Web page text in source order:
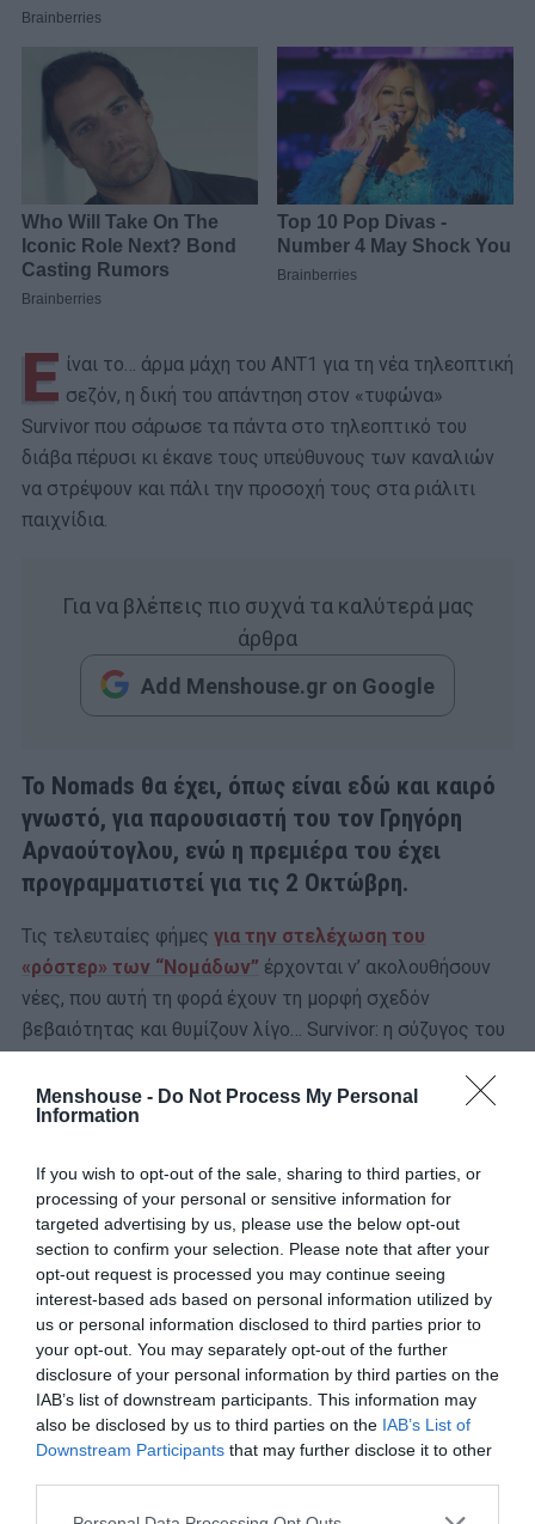
Menshouse - Do Not Process My Personal
Information
If you wish to opt-out of the sale, sharing to third parties, or
processing of your personal or sensitive information for
targeted advertising by us, please use the below opt-out
section to confirm your selection. Please note that after your
opt-out request is processed you may continue seeing
interest-based ads based on personal information utilized by
us or personal information disclosed to third parties prior to
your opt-out. You may separately opt-out of the further
disclosure of your personal information by third parties on the
IAB’s list of downstream participants. This information may
also be disclosed by us to third parties on the IAB’s List of
Downstream Participants that may further disclose it to other
Ε ίναι το… άρμα μάχη του ANT1 για τη νέα τηλεοπτική
σεζόν, η δική του απάντηση στον «τυφώνα»
Survivor που σάρωσε τα πάντα στο τηλεοπτικό του
διάβα πέρυσι κι έκανε τους υπεύθυνους των καναλιών
να στρέψουν και πάλι την προσοχή τους στα ριάλιτι
παιχνίδια.
Για να βλέπεις πιο συχνά τα καλύτερά μας
άρθρα
Add Menshouse.gr on Google
Το Nomads θα έχει, όπως είναι εδώ και καιρό
γνωστό, για παρουσιαστή του τον Γρηγόρη
Αρναούτογλου, ενώ η πρεμιέρα του έχει
προγραμματιστεί για τις 2 Οκτώβρη.
Τις τελευταίες φήμες για την στελέχωση του
«ρόστερ» των “Νομάδων” έρχονται ν’ ακολουθήσουν
νέες, που αυτή τη φορά έχουν τη μορφή σχεδόν
βεβαιότητας και θυμίζουν λίγο… Survivor: η σύζυγος του
ΣΚΑΙ- Όλγα Πηλιάκη φέρεται να έχει πει το μεγάλο «ναι»
κι εφόσον περάσει τις ιατρικές εξετάσεις στις οποίες
Πέραν της Πηλιάκη, στο “Nomads” θα συμμετάσχει κατά
πάσα πιθανότητα και η Βασιλική Μιλλούση. Η Ελληνίδα
αθλήτρια της γυμναστικής (δοκός ισορροπίας) είναι
γνωστή για τη συμμετοχή της σε τρεις διαφορετικές
Ολυμπιάδες (Σίδνεϊ 2000, Λονδίνο 2012 και Ρίο 2016),
ενώ διατηρούσε επί σειρά ετών δεσμό με τον χρυσό
ολυμπιονίκη στους κρίκους, τον Λευτέρη Πετρούνια.
Όπως καταλαβαίνετε, πανηγυρίζουμε για τη